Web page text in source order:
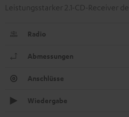
Leistungsstarker 2.1-CD-Receiver
Radio
Abmessungen
Anschlüsse
Wiedergabe